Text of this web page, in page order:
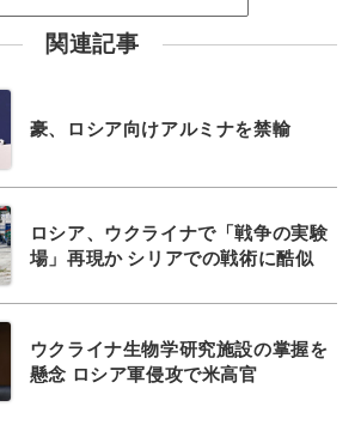
関連記事
豪、ロシア向けアルミナを禁輸
ロシア、ウクライナで「戦争の実験
場」再現か シリアでの戦術に酷似
ウクライナ生物学研究施設の掌握を
懸念 ロシア軍侵攻で米高官